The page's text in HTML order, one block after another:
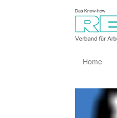
Home